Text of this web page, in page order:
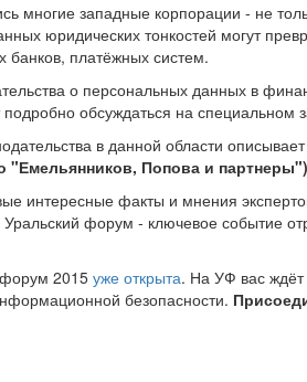
многие западные корпорации - не
юридических тонкостей могут
банков, платёжных систем.
о персональных данных в
обсуждаться на специальном
в данной области описывает
"Емельянников, Попова и
интересные факты и мнения
Уральский форум - ключевое событие
2015 уже открыта. На УФ вас ждёт
безопасности.